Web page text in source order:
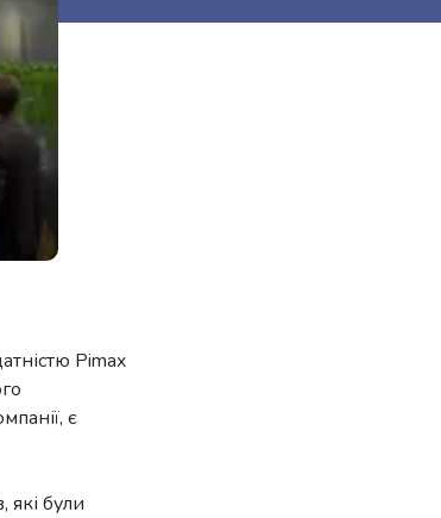
Pimax
є
які були